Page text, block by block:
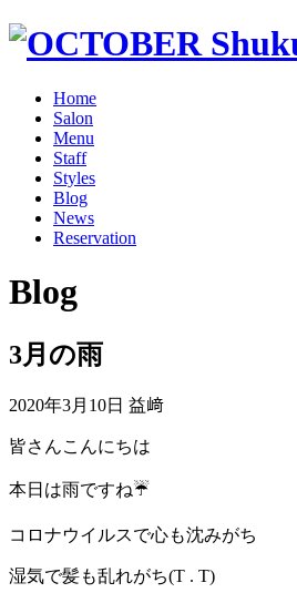
Home
Salon
Menu
Staff
Styles
Blog
News
Reservation
Blog
3月の雨
2020年3月10日 益﨑
皆さんこんにちは
本日は雨ですね☔️
コロナウイルスで心も沈みがち
湿気で髪も乱れがち(T . T)